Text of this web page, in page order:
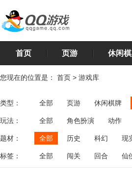
首页 页游 休闲
您现在的位置是： 首页 > 游戏库
类型： 全部 页游 休闲棋牌
玩法： 全部 角色扮演 动作
飞行
恋爱 第三人称射
题材： 全部 历史 科幻 现
标签： 全部 闯关 回合 仙